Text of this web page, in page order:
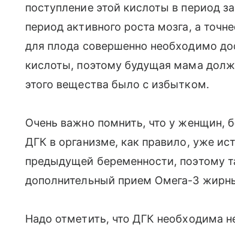
поступление этой кислоты в период
период активного роста мозга, а
для плода совершенно необходимо
кислоты, поэтому будущая мама
этого вещества было с избытком.
Очень важно помнить, что у женщин,
ДГК в организме, как правило, уже
предыдущей беременности, поэтому
дополнительный прием Омега-3
Надо отметить, что ДГК необходима